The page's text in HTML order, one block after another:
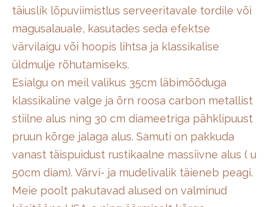
täiuslik lõpuviimistlus serveeritavale tordile või
magusalauale, kasutades seda efektse
värvilaigu või hoopis lihtsa ja klassikalise
üldmulje rõhutamiseks.
Esialgu on meil valikus 35cm läbimõõduga
klassikaline valge ja õrn roosa carbon metallist
stiilne alus ning 30 cm diameetriga pähklipuust
pruun kõrge jalaga alus. Samuti on pakkuda
vanast täispuidust rustikaalne massiivne alus ( u
50cm diam). Värvi- ja mudelivalik täieneb peagi.
Meie poolt pakutavad alused on valminud